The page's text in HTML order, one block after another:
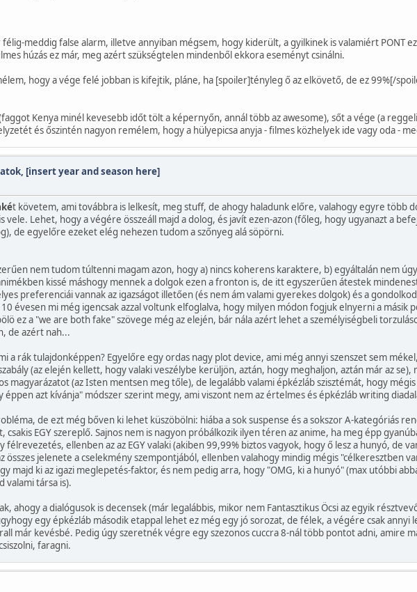
meddig false alarm, illetve annyiban mégsem, hogy kiderült, a gyilkinek is valamiért PONT
húzás ez már, meg azért szükségtelen mindenből ekkora eseményt csinálni.
hogy a vége felé jobban is kifejtik, pláne, ha [spoiler]tényleg ő az elkövető, de ez 99%[/
Kenya minél kevesebb időt tölt a képernyőn, annál több az awesome), sőt a vége (a
és őszintén nagyon remélem, hogy a hülyepicsa anyja - filmes közhelyek ide vagy oda -
[insert year and season here]
t követem, ami továbbra is lelkesít, meg stuff, de ahogy haladunk előre, valahogy egyre több
vele. Lehet, hogy a végére összeáll majd a dolog, és javít ezen-azon (főleg, hogy ugyanazt a
de egyelőre ezeket elég nehezen tudom a szőnyeg alá söpörni.
nem tudom túltenni magam azon, hogy a) nincs koherens karaktere, b) egyáltalán nem
kissé máshogy mennek a dolgok ezen a fronton is, de itt egyszerűen átestek
preferenciái vannak az igazságot illetően (és nem ám valami gyerekes dolgok) és a
évesen mi még igencsak azzal voltunk elfoglalva, hogy milyen módon fogjuk elnyerni a másik
ez a "we are both fake" szövege még az elején, bár nála azért lehet a személyiségbeli
de azért nah...
mi a rák tulajdonképpen? Egyelőre egy ordas nagy plot device, ami még annyi szenszet sem
(az elején kellett, hogy valaki veszélybe kerüljön, aztán, hogy meghaljon, aztán már az se),
magyarázatot (az Isten mentsen meg tőle), de legalább valami épkézláb szisztémát, hogy
éppen azt kívánja" módszer szerint megy, ami viszont nem az értelmes és épkézláb writing
de ezt még bőven ki lehet küszöbölni: hiába a sok suspense és a sokszor A-kategóriás
csakis EGY szereplő. Sajnos nem is nagyon próbálkozik ilyen téren az anime, ha meg épp
félrevezetés, ellenben az az EGY valaki (akiben 99,99% biztos vagyok, hogy ő lesz a hunyó, de
összes jelenete a cselekmény szempontjából, ellenben valahogy mindig mégis "célkeresztben
majd ki az igazi meglepetés-faktor, és nem pedig arra, hogy "OMG, ki a hunyó" (max utóbbi
valami társa is).
ahogy a dialógusok is decensek (már legalábbis, mikor nem Fantasztikus Öcsi az egyik
egy épkézláb második etappal lehet ez még egy jó sorozat, de félek, a végére csak annyi
már kevésbé. Pedig úgy szeretnék végre egy szezonos cuccra 8-nál több pontot adni, amire
faragni.